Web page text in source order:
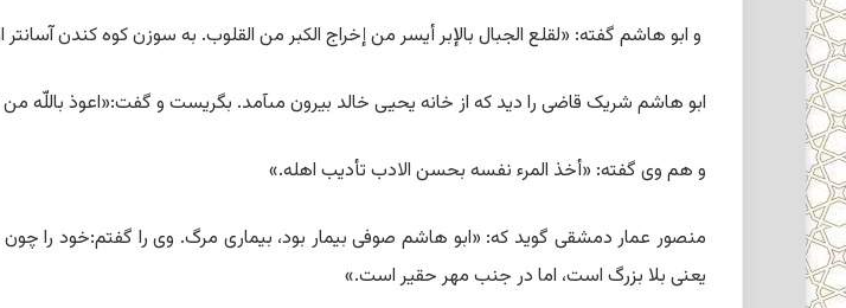
و ابو هاشم گفته: «لقلع الجبال بالإبر أیسر من إخراج الکبر من القلوب. به سوزن کوه کندن آسان‏تر
ابو هاشم شریک قاضى را دید که از خانه یحیى خالد بیرون مى‏آمد. بگریست و گفت:«اعوذ باللّه من
و هم وى گفته: «أخذ المرء نفسه بحسن الادب تأدیب اهله.»
منصور عمار دمشقى گوید که: «ابو هاشم صوفى بیمار بود، بیمارى مرگ. وى را گفتم:خود را
یعنى بلا بزرگ است، اما در جنب مهر حقیر است.»